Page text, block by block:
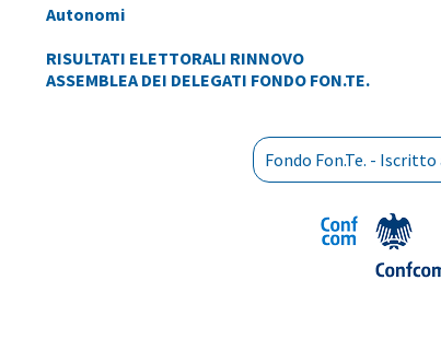
Autonomi
RISULTATI ELETTORALI RINNOVO
ASSEMBLEA DEI DELEGATI FONDO FON.TE.
Fondo Fon.Te. - Iscritto